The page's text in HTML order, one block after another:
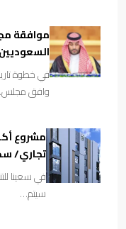
موافقة
وافق
تجاري/
في سعينا
سيتم…